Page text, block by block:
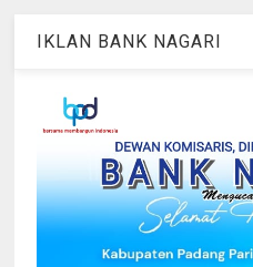
IKLAN BANK NAGARI